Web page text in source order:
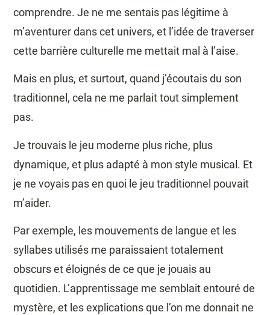
comprendre. Je ne me sentais pas légitime à
m’aventurer dans cet univers, et l’idée de traverser
cette barrière culturelle me mettait mal à l’aise.
Mais en plus, et surtout, quand j’écoutais du son
traditionnel, cela ne me parlait tout simplement
pas.
Je trouvais le jeu moderne plus riche, plus
dynamique, et plus adapté à mon style musical. Et
je ne voyais pas en quoi le jeu traditionnel pouvait
m’aider.
Par exemple, les mouvements de langue et les
syllabes utilisés me paraissaient totalement
obscurs et éloignés de ce que je jouais au
quotidien. L’apprentissage me semblait entouré de
mystère, et les explications que l’on me donnait ne